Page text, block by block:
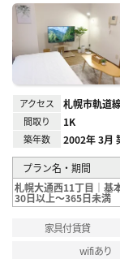
アクセス 札幌市軌道
間取り 1K
築年数 2002年 3月
プラン名・期間
札幌大通西11丁目｜基
30日以上～365日未満
家具付賃貸
wifiあり